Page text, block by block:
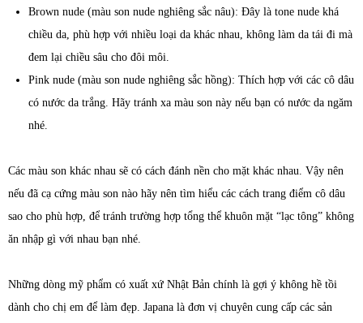
Brown nude (màu son nude nghiêng sắc nâu): Đây là tone nude khá
chiều da, phù hợp với nhiều loại da khác nhau, không làm da tái đi mà
đem lại chiều sâu cho đôi môi.
Pink nude (màu son nude nghiêng sắc hồng): Thích hợp với các cô dâu
có nước da trắng. Hãy tránh xa màu son này nếu bạn có nước da ngăm
nhé.
Các màu son khác nhau sẽ có cách đánh nền cho mặt khác nhau. Vậy nên
nếu đã cạ cứng màu son nào hãy nên tìm hiểu các cách trang điểm cô dâu
sao cho phù hợp, để tránh trường hợp tổng thể khuôn mặt “lạc tông” không
ăn nhập gì với nhau bạn nhé.
Những dòng mỹ phẩm có xuất xứ Nhật Bản chính là gợi ý không hề tồi
dành cho chị em để làm đẹp. Japana là đơn vị chuyên cung cấp các sản